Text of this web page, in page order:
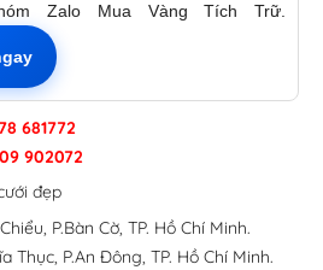
Zalo Mua Vàng Tích Trữ.
681772
902072
đẹp
P.Bàn Cờ, TP. Hồ Chí Minh.
Thục, P.An Đông, TP. Hồ Chí Minh.